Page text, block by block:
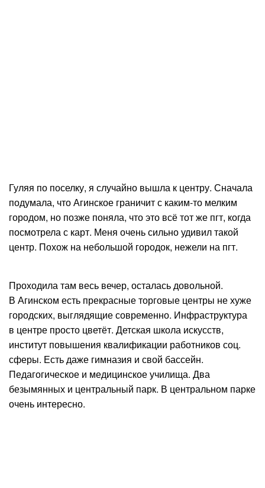
Гуляя по поселку, я случайно вышла к центру. Сначала
подумала, что Агинское граничит с каким-то мелким
городом, но позже поняла, что это всё тот же пгт, когда
посмотрела с карт. Меня очень сильно удивил такой
центр. Похож на небольшой городок, нежели на пгт.
Проходила там весь вечер, осталась довольной.
В Агинском есть прекрасные торговые центры не хуже
городских, выглядящие современно. Инфраструктура
в центре просто цветёт. Детская школа искусств,
институт повышения квалификации работников соц.
сферы. Есть даже гимназия и свой бассейн.
Педагогическое и медицинское училища. Два
безымянных и центральный парк. В центральном парке
очень интересно.